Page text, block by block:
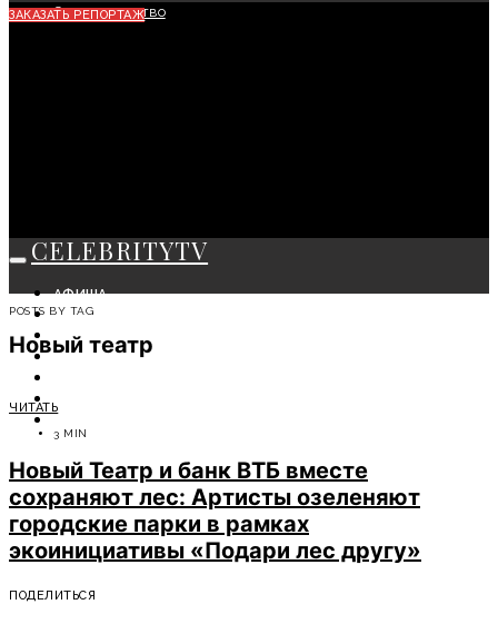
Сотрудничество
ЗАКАЗАТЬ РЕПОРТАЖ
CELEBRITYTV
АФИША
СОБЫТИЯ
КРАСОТА
МОДА
POSTS BY TAG
Новый театр
ЧИТАТЬ
3 MIN
Новый Театр и банк ВТБ вместе
сохраняют лес: Артисты озеленяют
городские парки в рамках
экоинициативы «Подари лес другу»
ПОДЕЛИТЬСЯ